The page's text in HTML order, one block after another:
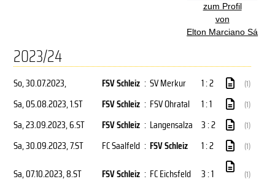
zum Profil
von
Elton Marciano Sá
2023/24
So, 30.07.2023, FSV Schleiz : SV Merkur 1 : 2 (1)
Sa, 05.08.2023, 1.ST FSV Schleiz : FSV Ohratal 1 : 1 (1)
Sa, 23.09.2023, 6.ST FSV Schleiz : Langensalza 3 : 2 (1)
Sa, 30.09.2023, 7.ST FC Saalfeld : FSV Schleiz 1 : 2 (1)
Sa, 07.10.2023, 8.ST FSV Schleiz : FC Eichsfeld 3 : 1 (1)